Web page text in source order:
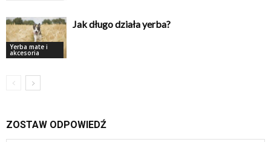
Yerba mate i
akcesoria
Jak długo działa yerba?
ZOSTAW ODPOWIEDŹ